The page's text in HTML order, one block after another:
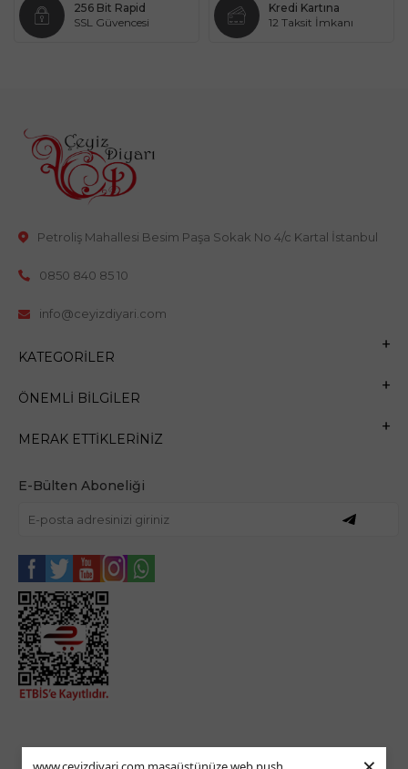
256 Bit Rapid
SSL Güvencesi
Kredi Kartına
12 Taksit İmkanı
Petroliş Mahallesi Besim Paşa Sokak No 4/c Kartal İstanbul
0850 840 85 10
info@ceyizdiyari.com
KATEGORILER
ÖNEMLI BILGILER
MERAK ETTIKLERINIZ
E-Bülten Aboneliği